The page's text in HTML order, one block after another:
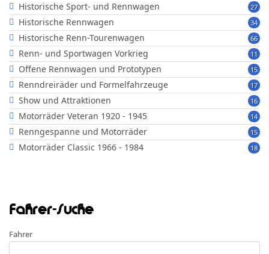
27
Historische Sport- und Rennwagen
34
Historische Rennwagen
66
Historische Renn-Tourenwagen
11
Renn- und Sportwagen Vorkrieg
15
Offene Rennwagen und Prototypen
17
Renndreiräder und Formelfahrzeuge
16
Show und Attraktionen
14
Motorräder Veteran 1920 - 1945
15
Renngespanne und Motorräder
18
Motorräder Classic 1966 - 1984
Fahrer-Suche
Fahrer